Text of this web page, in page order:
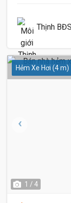
Thịnh BĐS
Hẻm Xe Hơi (4 m)
1 / 4